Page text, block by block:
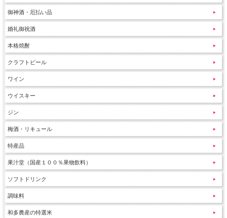
御神酒・厄払い品
婚礼御祝酒
本格焼酎
クラフトビール
ワイン
ウイスキー
ジン
梅酒・リキュール
特産品
果汁堂（国産１００％果物飲料）
ソフトドリンク
調味料
和多農産の特選米